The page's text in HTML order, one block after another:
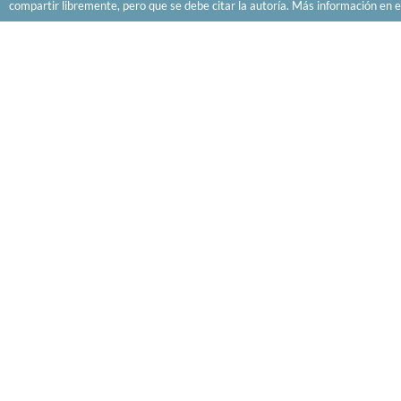
compartir libremente, pero que se debe citar la autoría. Más información en